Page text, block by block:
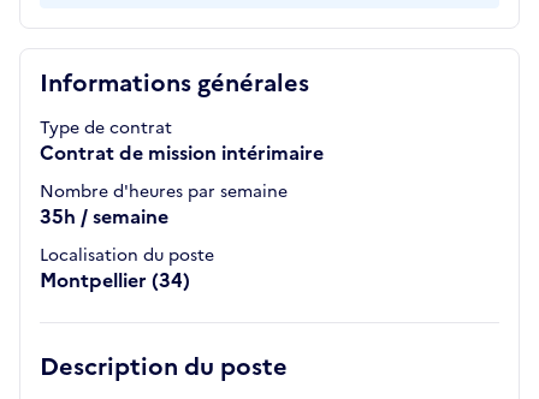
Informations générales
Type de contrat
Contrat de mission intérimaire
Nombre d'heures par semaine
35h / semaine
Localisation du poste
Montpellier (34)
Description du poste